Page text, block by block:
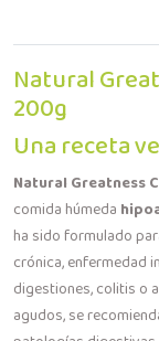
Natural
200g
Una receta
Natural Greatness
comida húmeda
ha sido formulado
crónica, enfermedad
digestiones, colitis o
agudos, se